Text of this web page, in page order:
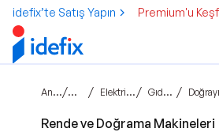
idefix’te Satış Yapın Premium'u
Ana sayfa /Teknoloji
/ Elektrikli Ev Aletleri / Gıda Hazırlama / Doğrayıcılar & Rondolar
Rende ve Doğrama Makineleri